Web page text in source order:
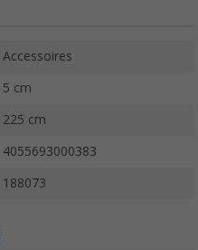
Accessoires
5 cm
225 cm
4055693000383
188073